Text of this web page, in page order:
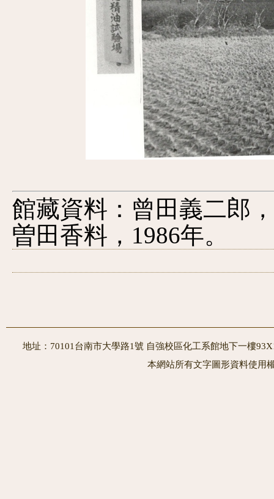
館藏資料：曾田義二郎
曽田香料，1986年。
地址：70101台南市大學路1號 自強校區化工系館地下一樓
本網站所有文字圖形資料使用